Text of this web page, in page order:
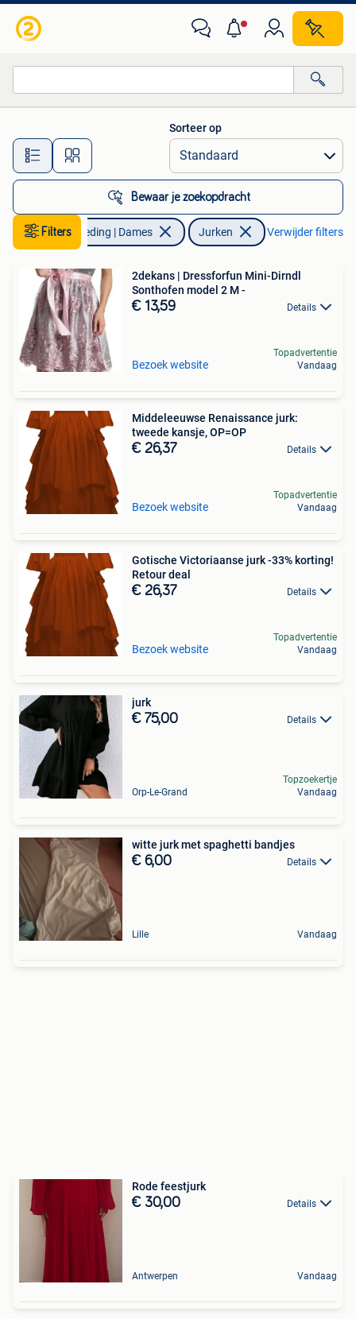
Alle afstanden…
Sorteer op
Bewaar je zoekopdracht
Filters Kleding | Dames Jurken Verwijder filters
2dekans | Dressforfun Mini-Dirndl
Sonthofen model 2 M -
€ 13,59 Details
Bezoek website
Topadvertentie
Vandaag
Middeleeuwse Renaissance jurk:
tweede kansje, OP=OP
€ 26,37 Details
Bezoek website
Topadvertentie
Vandaag
Gotische Victoriaanse jurk -33% korting!
Retour deal
€ 26,37 Details
Bezoek website
Topadvertentie
Vandaag
jurk
€ 75,00 Details
Orp-Le-Grand
Topzoekertje
Vandaag
witte jurk met spaghetti bandjes
€ 6,00 Details
Lille Vandaag
Rode feestjurk
€ 30,00 Details
Antwerpen Vandaag